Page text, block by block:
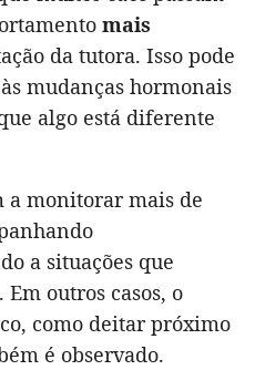
mais
da tutora. Isso pode
mudanças hormonais
algo está diferente
a monitorar mais de
a situações que
outros casos, o
como deitar próximo
é observado.